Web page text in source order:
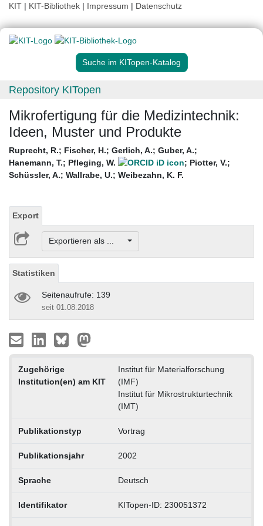
KIT | KIT-Bibliothek | Impressum | Datenschutz
Suche im KITopen-Katalog
Repository KITopen
Mikrofertigung für die Medizintechnik:
Ideen, Muster und Produkte
Ruprecht, R.; Fischer, H.; Gerlich, A.; Guber, A.;
Hanemann, T.; Pfleging, W. ; Piotter, V.;
Schüssler, A.; Wallrabe, U.; Weibezahn, K. F.
Export
Exportieren als ...
Statistiken
Seitenaufrufe: 139
seit 01.08.2018
Zugehörige
Institution(en) am KIT
Institut für Materialforschung
(IMF)
Institut für Mikrostrukturtechnik
(IMT)
Publikationstyp Vortrag
Publikationsjahr 2002
Sprache Deutsch
Identifikator KITopen-ID: 230051372